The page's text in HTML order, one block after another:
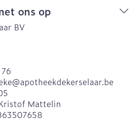
ons op
BV
apotheekdekerselaar.be
Mattelin